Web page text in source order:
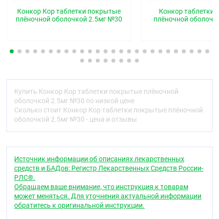
C07AB07
Фармакодинамика
Селективный бета
-адреноблокатор, без
обладает мембраностабилизирующим действием.
Он обладает лишь незначительным сродством к
бета2-адренорецепторам гладкой мускулатуры
бронхов и сосудов, а также к бета2-
адренорецепторам, участвующим в регуляции
метаболические процессы, в которые вовлечены
бета2-адренорецецепторы. Избирательное
действие препарата на бета1-адренорецепторы
сохраняется и за пределами терапевтического
диапазона.
При однократном применении у пациентов с
ишемической болезнью сердца (ИБС) без
Конкор Кор таблетки покрытые
плёночной оболочкой 2.5мг №30
Конкор таблетки
плёночной
Купить Конкор Кор таблетки покрытые плёночной
оболочкой 2.5мг №30 по низкой цене
Сколько стоит Конкор Кор таблетки покрытые плёночной
оболочкой 2.5мг №30 - цена и отзывы
Источник информации об описаниях лекарственных
средств и БАДов: Регистр Лекарственных Средств России-
РЛС®.
Обращаем ваше внимание, что инструкция к товарам
может меняться. Для уточнения актуальной информации
обратитесь к оригинальной инструкции.